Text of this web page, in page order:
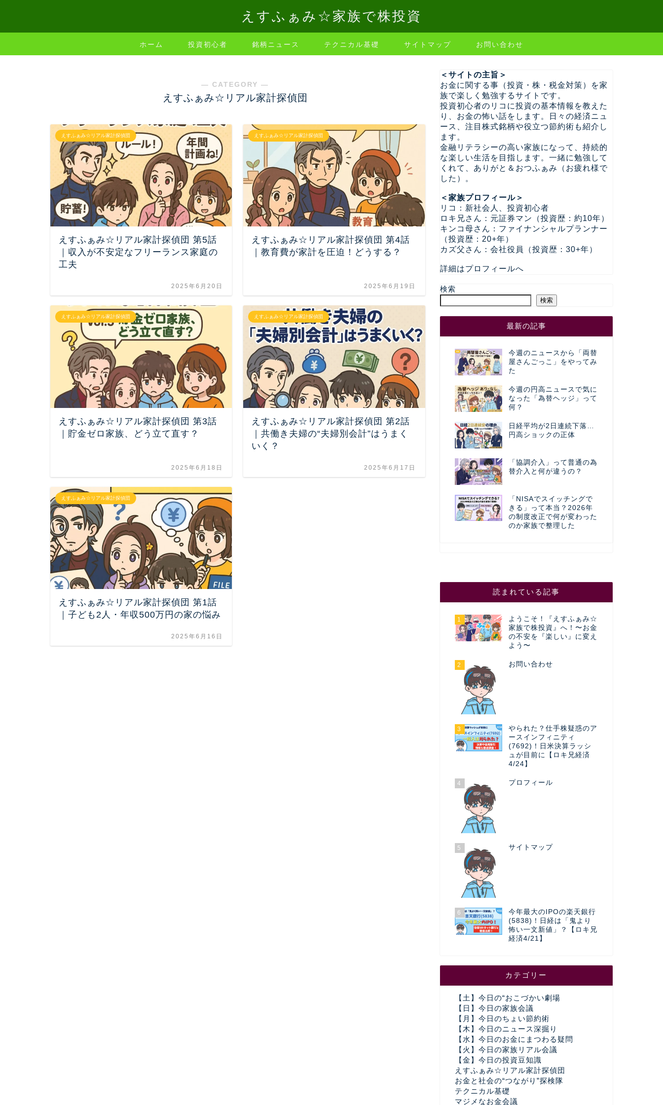
えすふぁみ☆家族で株投資
ホーム 投資初心者 銘柄ニュース テクニカル基礎 サイトマップ お問い合わせ
― CATEGORY ―
えすふぁみ☆リアル家計探偵団
えすふぁみ☆リアル家計探偵団
えすふぁみ☆リアル家計探偵団 第5話
｜収入が不安定なフリーランス家庭の
工夫
2025年6月20日
えすふぁみ☆リアル家計探偵団
えすふぁみ☆リアル家計探偵団 第4話
｜教育費が家計を圧迫！どうする？
2025年6月19日
えすふぁみ☆リアル家計探偵団
えすふぁみ☆リアル家計探偵団 第3話
｜貯金ゼロ家族、どう立て直す？
2025年6月18日
えすふぁみ☆リアル家計探偵団
えすふぁみ☆リアル家計探偵団 第2話
｜共働き夫婦の“夫婦別会計”はうまく
いく？
2025年6月17日
えすふぁみ☆リアル家計探偵団
えすふぁみ☆リアル家計探偵団 第1話
｜子ども2人・年収500万円の家の悩み
2025年6月16日
＜サイトの主旨＞
お金に関する事（投資・株・税金対策）を家
族で楽しく勉強するサイトです。
投資初心者のリコに投資の基本情報を教えた
り、お金の怖い話をします。日々の経済ニュ
ース、注目株式銘柄や役立つ節約術も紹介し
ます。
金融リテラシーの高い家族になって、持続的
な楽しい生活を目指します。一緒に勉強して
くれて、ありがと＆おつふぁみ（お疲れ様で
した）。
＜家族プロフィール＞
リコ：新社会人、投資初心者
ロキ兄さん：元証券マン（投資歴：約10年）
キンコ母さん：ファイナンシャルプランナー
（投資歴：20+年）
カズ父さん：会社役員（投資歴：30+年）
詳細はプロフィールへ
検索
検索
最新の記事
今週のニュースから「両替
屋さんごっこ」をやってみ
た
今週の円高ニュースで気に
なった「為替ヘッジ」って
何？
日経平均が2日連続下落…
円高ショックの正体
「協調介入」って普通の為
替介入と何が違うの？
「NISAでスイッチングで
きる」って本当？2026年
の制度改正で何が変わった
のか家族で整理した
読まれている記事
1
ようこそ！『えすふぁみ☆
家族で株投資』へ！〜お金
の不安を『楽しい』に変え
よう〜
2 お問い合わせ
3
やられた？仕手株疑惑のア
ースインフィニティ
(7692)！日米決算ラッシ
ュが目前に【ロキ兄経済
4/24】
4 プロフィール
5 サイトマップ
6
今年最大のIPOの楽天銀行
(5838)！日経は「鬼より
怖い一文新値」？【ロキ兄
経済4/21】
カテゴリー
【土】今日の“おこづかい劇場
【日】今日の家族会議
【月】今日のちょい節約術
【木】今日のニュース深掘り
【水】今日のお金にまつわる疑問
【火】今日の家族リアル会議
【金】今日の投資豆知識
えすふぁみ☆リアル家計探偵団
お金と社会の“つながり”探検隊
テクニカル基礎
マジメなお金会議